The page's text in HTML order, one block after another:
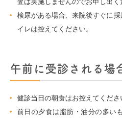
検尿がある場合、来院後すぐに
イレは控えてください。
午前に受診される場
健診当日の朝食はお控えてくださ
前日の夕食は脂肪・油分の多い